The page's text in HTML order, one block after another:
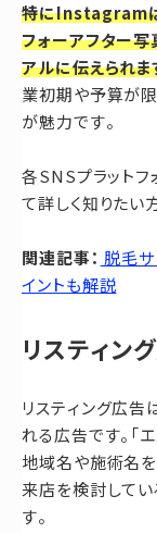
特にInstagramは
フォーアフター
アルに伝えられま
業初期や予算が
が魅力です。
各SNSプラット
て詳しく知りたい
関連記事： 脱毛
イントも解説
リスティン
リスティング広
れる広告です。「
地域名や施術名
来店を検討して
す。